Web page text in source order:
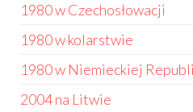
1980 w Czechosłowacji
1980 w kolarstwie
1980 w Niemieckiej
2004 na Litwie